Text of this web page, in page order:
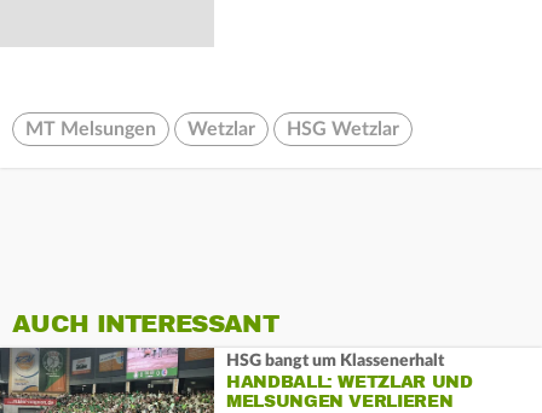
MT Melsungen Wetzlar HSG Wetzlar
AUCH INTERESSANT
HSG bangt um Klassenerhalt
HANDBALL: WETZLAR UND
MELSUNGEN VERLIEREN